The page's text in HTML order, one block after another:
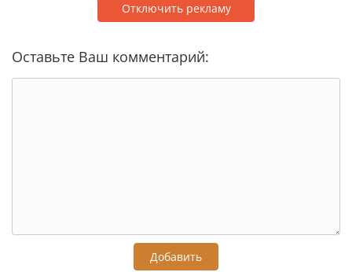
Отключить рекламу
Оставьте Ваш комментарий:
Добавить